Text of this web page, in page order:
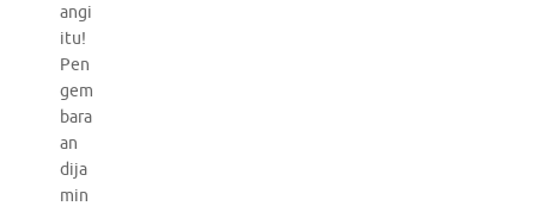
angi
itu!
Pen
gem
bara
an
dija
min